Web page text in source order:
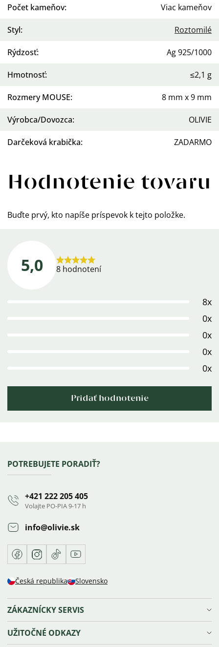
Počet kameňov: Viac kameňov
Styl: Roztomilé
Rýdzosť: Ag 925/1000
Hmotnosť: ≤2,1 g
Rozmery MOUSE: 8 mm x 9 mm
Výrobca/Dovozca: OLIVIE
Darčeková krabička: ZADARMO
Hodnotenie tovaru
Buďte prvý, kto napíše príspevok k tejto položke.
5,0
Priemerné
8 hodnotení
8x
0x
0x
0x
0x
Pridať hodnotenie
Zápätie
POTREBUJETE PORADIŤ?
+421 222 205 405
Volajte PO-PIA 9-17 h
info@olivie.sk
FacebookInstagram
TikTokYoutube
Česká republika Slovensko
ZÁKAZNÍCKY SERVIS
Doprava a platba
Reklamácie, výmena a vrátenie tovaru
UŽITOČNÉ ODKAZY